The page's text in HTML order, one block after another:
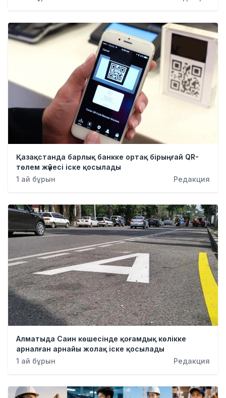
Қазақстанда барлық банкке ортақ бірыңғай QR-
төлем жүйесі іске қосылады
1 ай бұрын
Редакция
Алматыда Саин көшесінде қоғамдық көлікке
арналған арнайы жолақ іске қосылады
1 ай бұрын
Редакция